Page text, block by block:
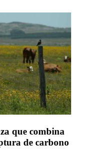
que combina
de carbono